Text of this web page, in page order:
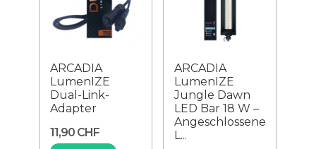
ARCADIA
LumenIZE
Dual-Link-
Adapter
11,90 CHF
ARCADIA
LumenIZE
Jungle Dawn
LED Bar 18 W –
Angeschlossene
L...